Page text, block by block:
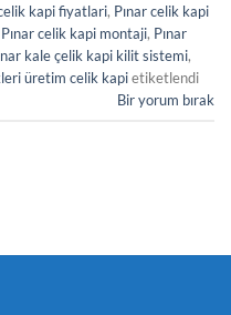
kapi fiyatlari, Pınar celik kapi
Pınar celik kapi montaji, Pınar
kale çelik kapi kilit sistemi,
üretim celik kapietiketlendi
Bir yorum bırak